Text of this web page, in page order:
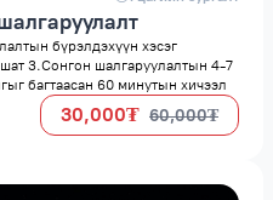
бүрэлдэхүүн хэсэг
3.Сонгон шалгаруулалтын 4-7
багтаасан 60 минутын хичээл
30,000₮ 60,000₮